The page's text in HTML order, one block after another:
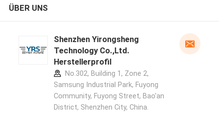
ÜBER UNS
Shenzhen Yirongsheng
Technology Co.,Ltd.
Herstellerprofil
No.302, Building 1, Zone 2,
Samsung Industrial Park, Fuyong
Community, Fuyong Street, Bao'an
District, Shenzhen City, China.